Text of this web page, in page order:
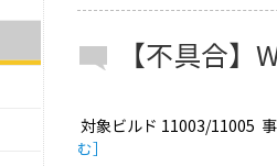
【不具合
対象ビルド 11003/11005
む］